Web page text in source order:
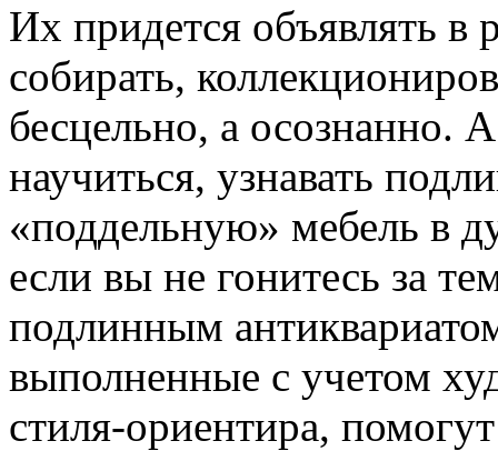
Их придется объявлять в
собирать,
бесцельно, а осознанно.
научиться, узнавать
«поддельную» мебель в
если вы не гонитесь за
подлинным
выполненные с учетом
стиля-ориентира,